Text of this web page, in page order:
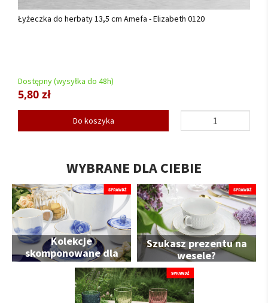
Łyżeczka do herbaty 13,5 cm Amefa - Elizabeth 0120
Dostępny (wysyłka do 48h)
5,80 zł
Do koszyka
WYBRANE DLA CIEBIE
Kolekcje
skomponowane dla
Ciebie
Szukasz prezentu na
wesele?